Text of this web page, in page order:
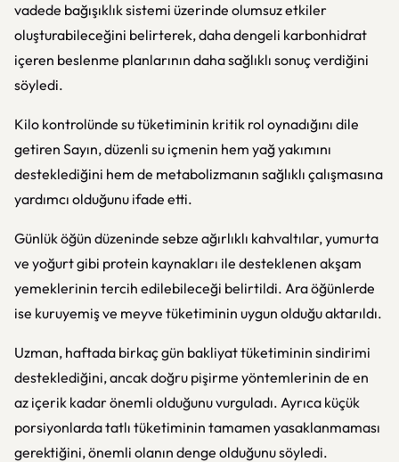
vadede bağışıklık sistemi üzerinde olumsuz etkiler
oluşturabileceğini belirterek, daha dengeli karbonhidrat
içeren beslenme planlarının daha sağlıklı sonuç verdiğini
söyledi.
Kilo kontrolünde su tüketiminin kritik rol oynadığını dile
getiren Sayın, düzenli su içmenin hem yağ yakımını
desteklediğini hem de metabolizmanın sağlıklı çalışmasına
yardımcı olduğunu ifade etti.
Günlük öğün düzeninde sebze ağırlıklı kahvaltılar, yumurta
ve yoğurt gibi protein kaynakları ile desteklenen akşam
yemeklerinin tercih edilebileceği belirtildi. Ara öğünlerde
ise kuruyemiş ve meyve tüketiminin uygun olduğu aktarıldı.
Uzman, haftada birkaç gün bakliyat tüketiminin sindirimi
desteklediğini, ancak doğru pişirme yöntemlerinin de en
az içerik kadar önemli olduğunu vurguladı. Ayrıca küçük
porsiyonlarda tatlı tüketiminin tamamen yasaklanmaması
gerektiğini, önemli olanın denge olduğunu söyledi.